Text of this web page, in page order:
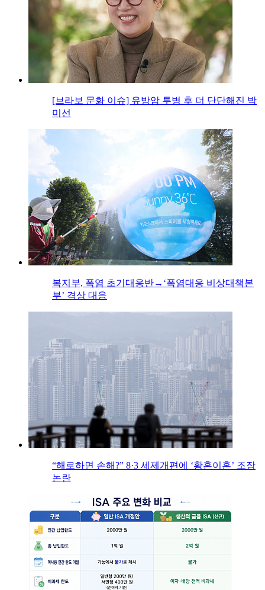
[브라보 문화 이슈] 유방암 투병 후 더 단단해진 박
미선
복지부, 폭염 초기대응반→‘폭염대응 비상대책본
부’ 격상 대응
“해로하면 손해?” 8·3 세제개편에 ‘황혼이혼’ 조장
논란